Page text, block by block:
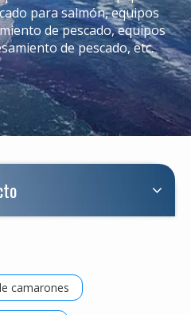
para salmón, equipos
de pescado, equipos
de pescado, etc.
camarones